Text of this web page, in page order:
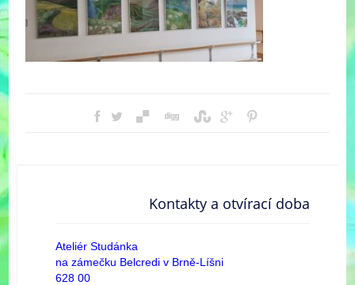
Kontakty a otvírací doba
Ateliér Studánka
na zámečku Belcredi v Brně-Líšni
628 00